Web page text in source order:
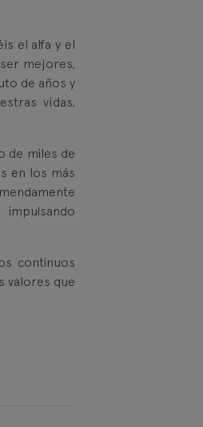
el alfa y el
mejores,
de años y
vidas,
de miles de
en los más
continuos
valores que